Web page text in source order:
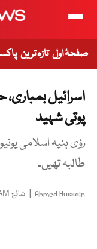
صفحۂ اول تازہ ترین
اسرائیل
پوتی شہید
رؤی ہنیہ اسلامی
طالبہ تھیں۔
Ahmed Hussain
| شائع